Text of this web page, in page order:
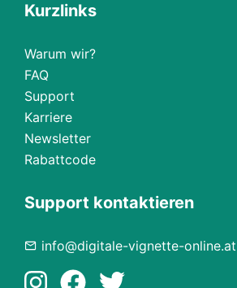
Kurzlinks
Warum wir?
FAQ
Support
Karriere
Newsletter
Rabattcode
Support kontaktieren
info@digitale-vignette-online.at